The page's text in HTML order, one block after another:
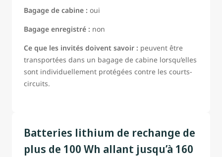
Bagage de cabine : oui
Bagage enregistré : non
Ce que les invités doivent savoir : peuvent être
transportées dans un bagage de cabine lorsqu’elles
sont individuellement protégées contre les courts-
circuits.
Batteries lithium de rechange de
plus de 100 Wh allant jusqu’à 160